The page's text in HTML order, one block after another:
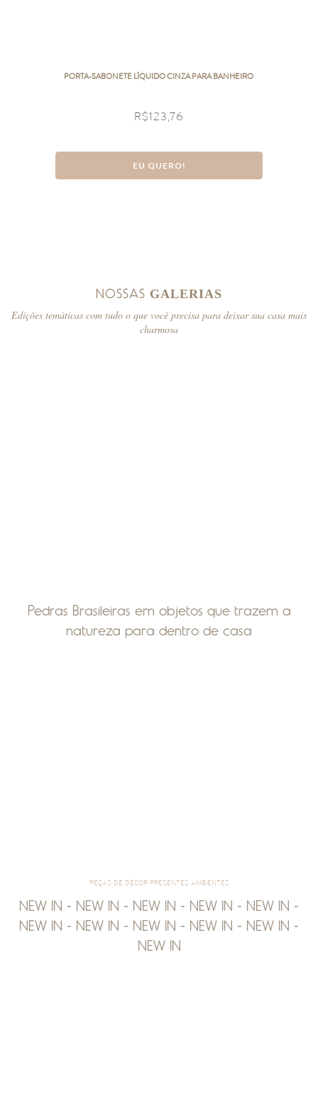
PORTA-SABONETE LÍQUIDO CINZA PARA BANHEIRO
R$123,76
EU QUERO!
NOSSAS GALERIAS
Edições temáticas com tudo o que você precisa para deixar sua casa mais
charmosa
Pedras Brasileiras em objetos que trazem a
natureza para dentro de casa
PEÇAS DE DÉCOR PRESENTES AMBIENTES
NEW IN - NEW IN - NEW IN - NEW IN - NEW IN -
NEW IN - NEW IN - NEW IN - NEW IN - NEW IN -
NEW IN